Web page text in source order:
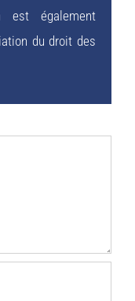
est également
du droit des